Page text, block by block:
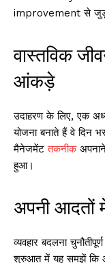
improvement से जुड़ी
वास्तविक
आंकड़े
उदाहरण के लिए, एक
योजना बनाते हैं वे दिन
मैनेजमेंटतकनीकअपनाने
हुआ।
अपनी आदतों
व्यवहार बदलना
शुरुआत में यह समझें कि